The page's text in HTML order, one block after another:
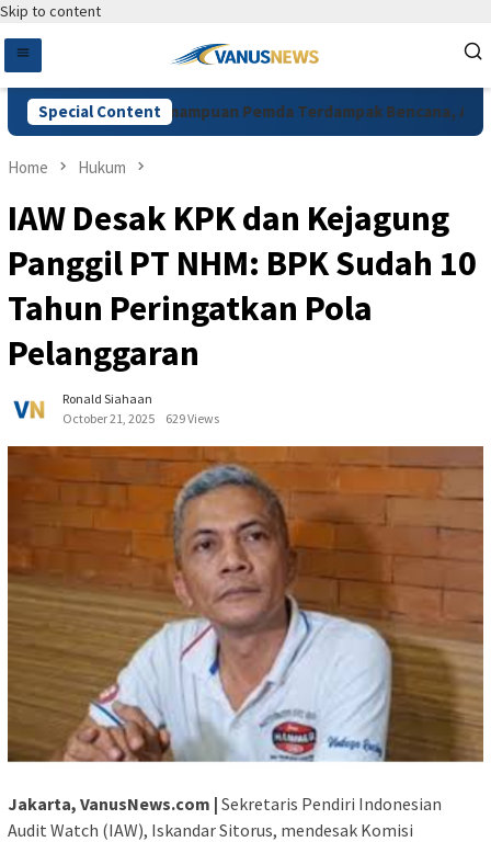
Skip to content
Special Content
Rendahnya Kemampuan Pemda Terdampak Bencana, Alex
Home Hukum
IAW Desak KPK dan Kejagung
Panggil PT NHM: BPK Sudah 10
Tahun Peringatkan Pola
Pelanggaran
Ronald Siahaan
October 21, 2025
629 Views
Jakarta, VanusNews.com | Sekretaris Pendiri Indonesian
Audit Watch (IAW), Iskandar Sitorus, mendesak Komisi